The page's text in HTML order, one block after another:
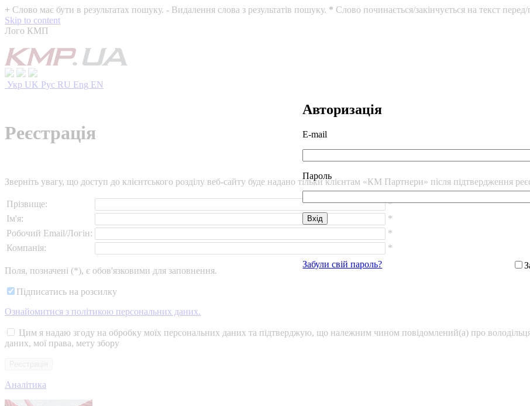
+ Слово має бути в результатах пошуку. - Видалення слова з результатів пошуку. * Слово починається/закінчується на текст
Skip to content
Лого КМП
Укр UK Рус RU Eng EN
Авторизація
E-mail
Пароль
Забули свій пароль?
Реєстрація
Зверніть увагу, що доступ до клієнтського розділу веб-сайту буде надано тільки клієнтам «КМ Партнери» після підтвердження
Прізвище:
*
Ім'я:
*
Робочий Email/Логін:
*
Компанія:
*
Поля, позначені (*), є обов'язковими для заповнення.
Підписатись на розсилку
Ознайомитися з політикою персональних даних.
Цим я надаю згоду на обробку моїх персональних даних та підтверджую, що належним чином повідомлений(а) про
даних, мої права, мету збору
Аналітика